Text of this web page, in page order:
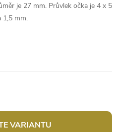
je 27 mm. Průvlek očka je 4 x 5
1,5 mm.
VARIANTU